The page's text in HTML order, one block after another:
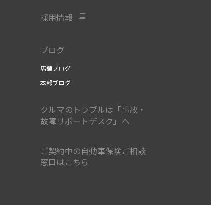
採用情報
ブログ
店舗ブログ
本部ブログ
クルマのトラブルは「事故・
故障サポートデスク」へ
ご契約中の自動車保険ご相談
窓口はこちら